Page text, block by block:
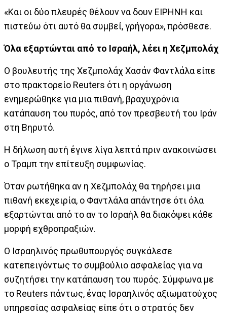
«Και οι δύο πλευρές θέλουν να δουν ΕΙΡΗΝΗ και
πιστεύω ότι αυτό θα συμβεί, γρήγορα», πρόσθεσε.
Όλα εξαρτώνται από το Ισραήλ, λέει η Χεζμπολάχ
Ο βουλευτής της Χεζμπολάχ Χασάν Φαντλάλα είπε
στο πρακτορείο Reuters ότι η οργάνωση
ενημερώθηκε για μια πιθανή, βραχυχρόνια
κατάπαυση του πυρός, από τον πρεσβευτή του Ιράν
στη Βηρυτό.
Η δήλωση αυτή έγινε λίγα λεπτά πριν ανακοινώσει
ο Τραμπ την επίτευξη συμφωνίας.
Όταν ρωτήθηκα αν η Χεζμπολάχ θα τηρήσει μια
πιθανή εκεχειρία, ο Φαντλάλα απάντησε ότι όλα
εξαρτώνται από το αν το Ισραήλ θα διακόψει κάθε
μορφή εχθροπραξιών.
Ο Ισραηλινός πρωθυπουργός συγκάλεσε
κατεπειγόντως το συμβούλιο ασφαλείας για να
συζητήσει την κατάπαυση του πυρός. Σύμφωνα με
το Reuters πάντως, ένας Ισραηλινός αξιωματούχος
υπηρεσίας ασφαλείας είπε ότι ο στρατός δεν